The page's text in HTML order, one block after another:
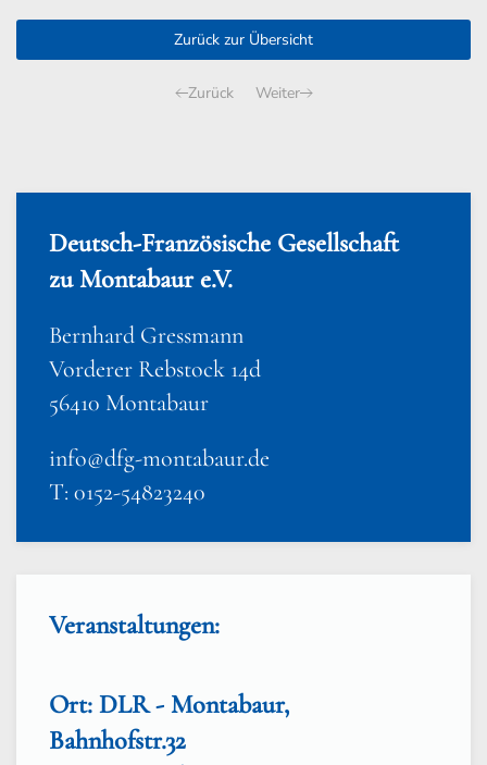
Zurück zur Übersicht
Zurück Weiter
Deutsch-Französische Gesellschaft
zu Montabaur e.V.
Bernhard Gressmann
Vorderer Rebstock 14d
56410 Montabaur
info@dfg-montabaur.de
T: 0152-54823240
Veranstaltungen:
Ort: DLR - Montabaur,
Bahnhofstr.32